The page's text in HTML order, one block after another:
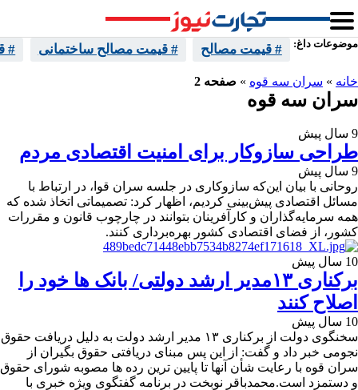
موضوعات داغ: # قیمت مصالح # قیمت مصالح ساختمانی #
خانه » سران سه قوه » صفحه 2
سران سه قوه
9 سال پیش
طراحی سازوکار برای امنیت اقتصادی مردم
9 سال پیش
روحانی با بیان این‌که سازوکاری در جلسه سران قوا، در ارتباط با
مسائل اقتصادی پیش‌بینی کردیم، اظهار کرد: تصمیماتی اتخاذ شده که
همه سرمایه‌گذاران و کارآفرینان بتوانند در چارچوب قانون و مقررات
کشور، از فضای اقتصادی کشور بهره‌برداری کنند.
10 سال پیش
برکناری ۱۳مدیر ارشد دولتی/ بانک ها خود را
اصلاح کنند
10 سال پیش
سخنگوی دولت از برکناری ۱۳ مدیر ارشد دولت به دلیل دریافت حقوق
نجومی خبر داد و گفت: از این پس مبنای دریافتی حقوق بگیران از
سران قوه با رعایت شأن آنها تا پایین ترین رده ها مصوبه شورای حقوق
و دستمزد است.محمدباقر نوبخت در برنامه گفتگوی ویژه خبری با